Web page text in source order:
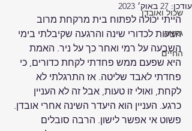
שכול ואובדן
גאווה
החיים
עודכן: 27 באוק׳ 2023
הייתי יכולה לפתוח בית מרקחת מרוב
הצעות לכדורי שינה והרגעה שקיבלתי בימי
השבעה על רמי ואחר כך על ניר. האמת
היא שפעם ממש פחדתי לקחת כדורים, כי
פחדתי לאבד שליטה. אז התרגלתי לא
לקחת, ואולי זו טעות, אבל זה לא העניין
כרגע. העניין הוא היעדר השינה אחרי אובדן.
פשוט אי אפשר לישון. הרבה סובלים